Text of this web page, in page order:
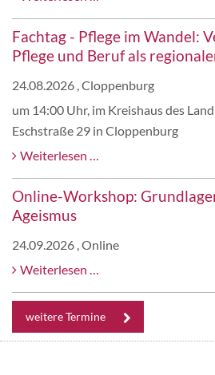
Conference
on
Geriatrics
Fachtag - Pflege im Wandel:
Pflege und Beruf als
24.08.2026 , Cloppenburg
um 14:00 Uhr, im Kreishaus des
Eschstraße 29 in Cloppenburg
Weiterlesen …
-
Pflege
Pflege
und
Beruf
Online-Workshop:
Ageismus
24.09.2026 , Online
Weiterlesen …
Workshop:
Grundlagen
der
weitere Termine